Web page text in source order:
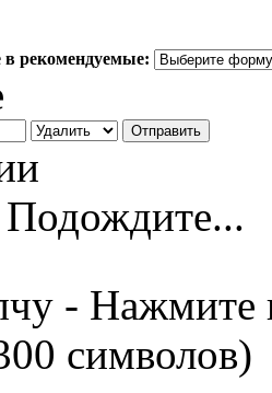
в рекомендуемые:
- Нажмите
символов)